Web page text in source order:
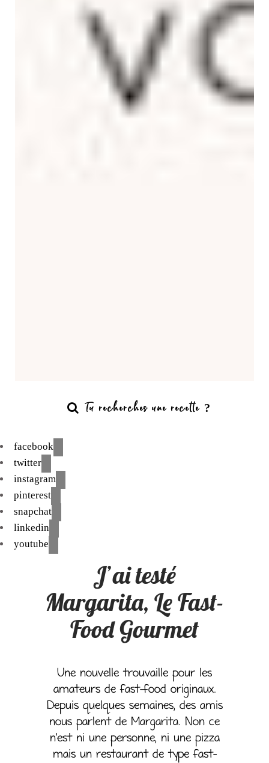
facebook
twitter
instagram
pinterest
snapchat
linkedin
youtube
J’ai testé
Margarita, Le Fast-
Food Gourmet
Une nouvelle trouvaille pour les
amateurs de fast-food originaux.
Depuis quelques semaines, des amis
nous parlent de Margarita. Non ce
n’est ni une personne, ni une pizza
mais un restaurant de type fast-